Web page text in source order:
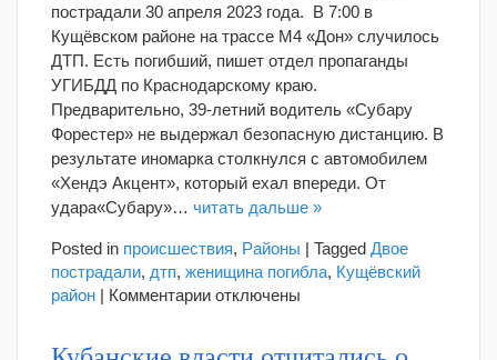
фуры.
Один
человек
погиб
пострадали 30 апреля 2023 года. В 7:00 в
Кущёвском районе на трассе М4 «Дон» случилось
ДТП. Есть погибший, пишет отдел пропаганды
УГИБДД по Краснодарскому краю.
Предварительно, 39-летний водитель «Субару
Форестер» не выдержал безопасную дистанцию. В
результате иномарка столкнулся с автомобилем
«Хендэ Акцент», который ехал впереди. От
удара«Субару»… читать дальше »
Posted in происшествия, Районы | Tagged Двое
пострадали, дтп, женищина погибла, Кущёвский
район | Комментариикотключены